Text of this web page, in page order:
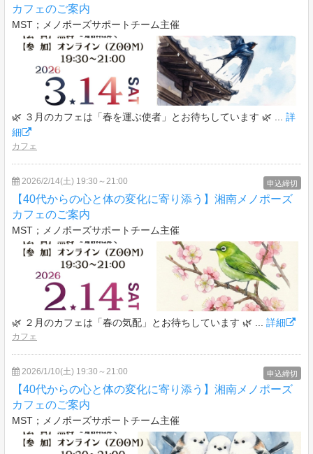
カフェのご案内
MST；メノポーズサポートチーム主催
🌿 ３月のカフェは「春を運ぶ使者」とお待ちしています 🌿 ... 詳
細
カフェ
申込締切
2026/2/14(土) 19:30～21:00
【40代からの心と体の変化に寄り添う】湘南メノポーズ
カフェのご案内
MST；メノポーズサポートチーム主催
🌿 ２月のカフェは「春の気配」とお待ちしています 🌿 ... 詳細
カフェ
申込締切
2026/1/10(土) 19:30～21:00
【40代からの心と体の変化に寄り添う】湘南メノポーズ
カフェのご案内
MST；メノポーズサポートチーム主催